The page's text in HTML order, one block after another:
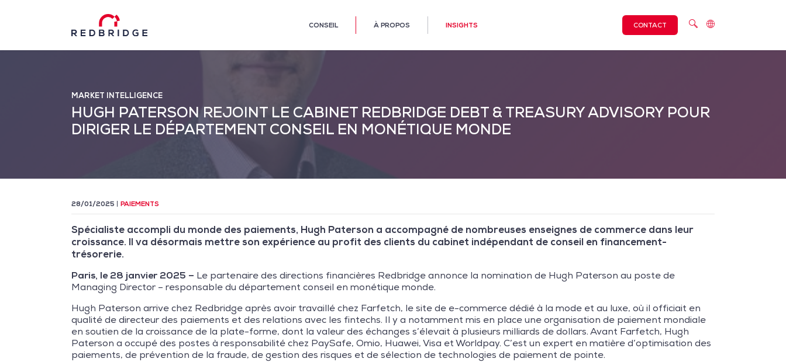
CONSEIL À PROPOS INSIGHTS CONTACT
MARKET INTELLIGENCE
HUGH PATERSON REJOINT LE CABINET REDBRIDGE DEBT & TREASURY ADVISORY POUR
DIRIGER LE DÉPARTEMENT CONSEIL EN MONÉTIQUE MONDE
28/01/2025 PAIEMENTS
Spécialiste accompli du monde des paiements, Hugh Paterson a accompagné de nombreuses enseignes de commerce dans leur
croissance. Il va désormais mettre son expérience au profit des clients du cabinet indépendant de conseil en financement-
trésorerie.
Paris, le 28 janvier 2025 – Le partenaire des directions financières Redbridge annonce la nomination de Hugh Paterson au poste de
Managing Director – responsable du département conseil en monétique monde.
Hugh Paterson arrive chez Redbridge après avoir travaillé chez Farfetch, le site de e-commerce dédié à la mode et au luxe, où il officiait en
qualité de directeur des paiements et des relations avec les fintechs. Il y a notamment mis en place une organisation de paiement mondiale
en soutien de la croissance de la plate-forme, dont la valeur des échanges s’élevait à plusieurs milliards de dollars. Avant Farfetch, Hugh
Paterson a occupé des postes à responsabilité chez PaySafe, Omio, Huawei, Visa et Worldpay. C’est un expert en matière d’optimisation des
paiements, de prévention de la fraude, de gestion des risques et de sélection de technologies de paiement de pointe.